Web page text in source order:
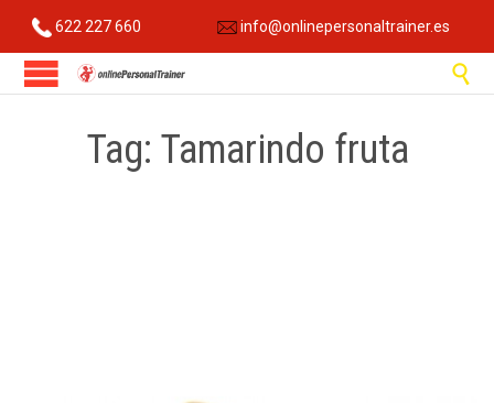
622 227 660 info@onlinepersonaltrainer.es

Tag: Tamarindo fruta